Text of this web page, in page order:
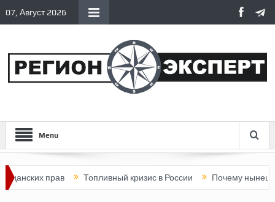
07, Август 2026
Menu
прав Топливный кризис в России Почему нынешняя